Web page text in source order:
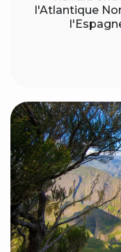
l'Atlantique